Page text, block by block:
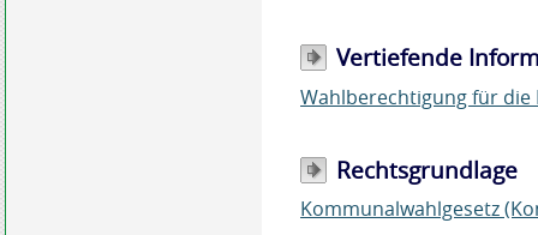
Vertiefende
Wahlberechtigung für
Rechtsgrundlage
Kommunalwahlgesetz